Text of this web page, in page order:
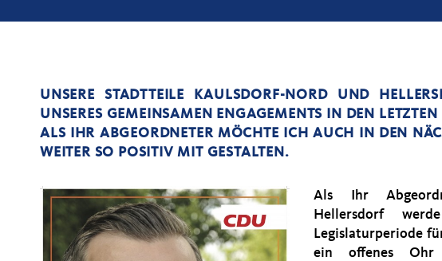
UNSERE STADTTEILE KAULSDORF-NORD UND
UNSERES GEMEINSAMEN ENGAGEMENTS IN DEN
ALS IHR ABGEORDNETER MÖCHTE ICH AUCH IN DEN
WEITER SO POSITIV MIT GESTALTEN.
Als Ihr
Hellersdorf
Legislaturperiode
ein offenes Ohr